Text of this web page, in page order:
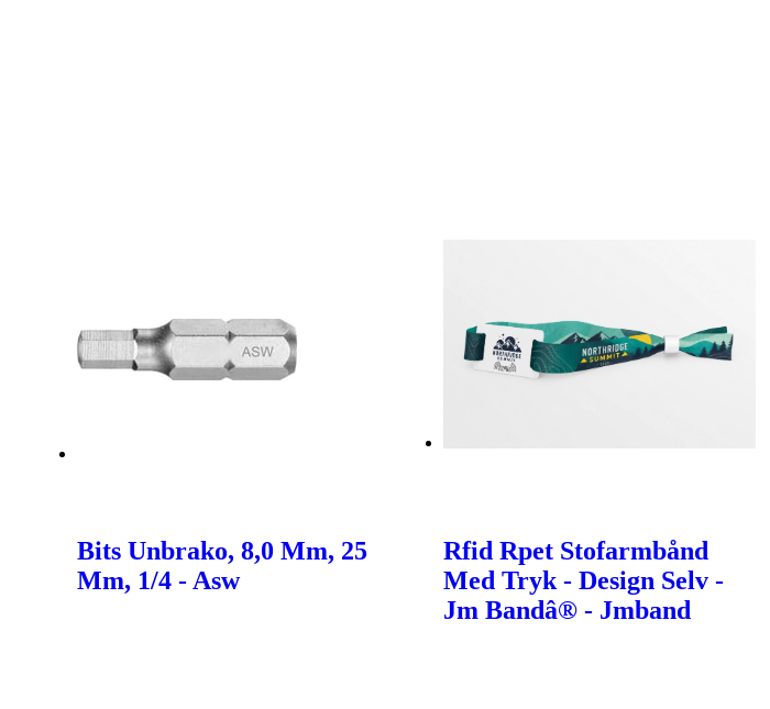
Bits Unbrako, 8,0 Mm, 25
Mm, 1/4 - Asw
Rfid Rpet Stofarmbånd
Med Tryk - Design Selv -
Jm Bandâ® - Jmband